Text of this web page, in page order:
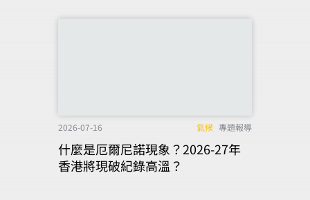
2026-07-16 氣候 專題報導
什麼是厄爾尼諾現象？2026-27年
香港將現破紀錄高溫？